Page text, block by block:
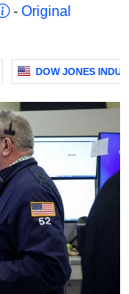
- Original
DOW JONES